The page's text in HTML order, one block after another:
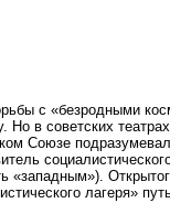
с «безродными
Но в советских
Союзе
«западным»).
лагеря»